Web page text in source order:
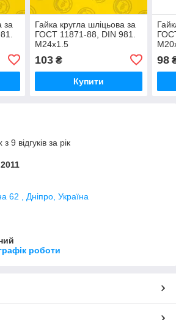
за
Гайка кругла шліцьова за
ГОСТ 11871-88, DIN 981.
М24х1.5
103₴
Купити
98
9 відгуків за рік
62 , Дніпро, Україна
роботи